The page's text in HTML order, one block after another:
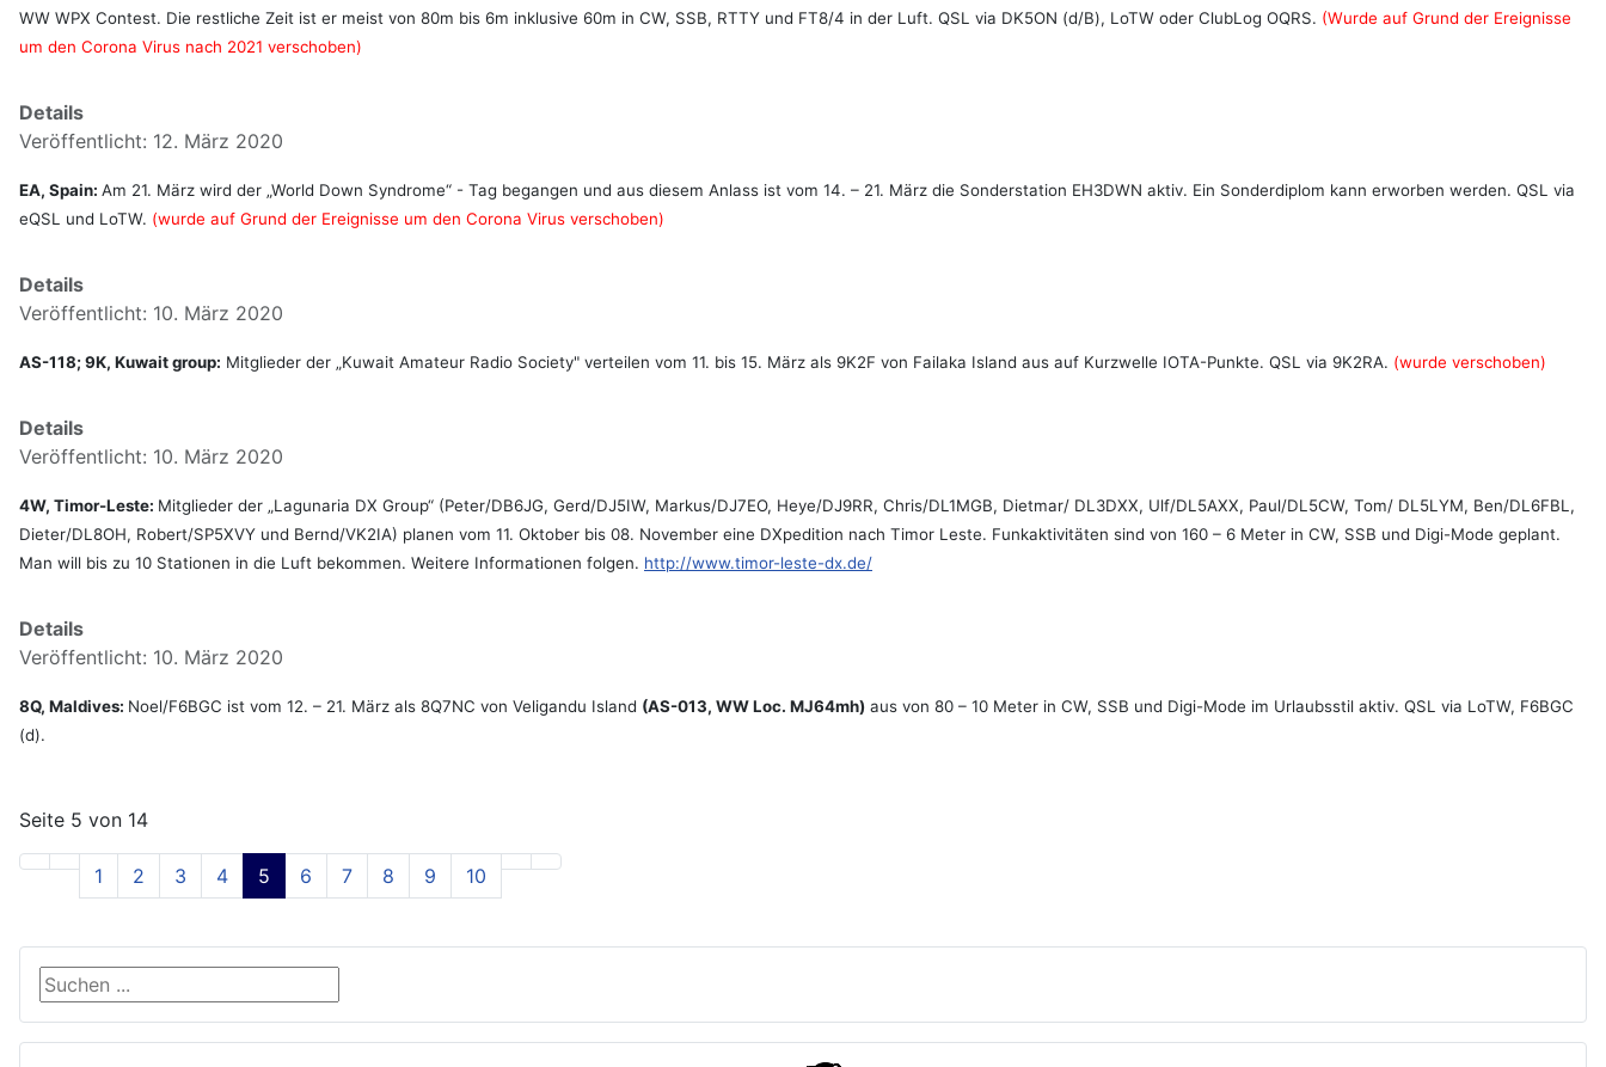
WW WPX Contest. Die restliche Zeit ist er meist von 80m bis 6m inklusive 60m in CW, SSB, RTTY und FT8/4 in der Luft. QSL via DK5ON (d/B), LoTW oder ClubLog OQRS. (Wurde auf Grund der Ereignisse
um den Corona Virus nach 2021 verschoben)
Details
Veröffentlicht: 12. März 2020
EA, Spain: Am 21. März wird der „World Down Syndrome“ - Tag begangen und aus diesem Anlass ist vom 14. – 21. März die Sonderstation EH3DWN aktiv. Ein Sonderdiplom kann erworben werden. QSL via
eQSL und LoTW. (wurde auf Grund der Ereignisse um den Corona Virus verschoben)
Details
Veröffentlicht: 10. März 2020
AS-118; 9K, Kuwait group: Mitglieder der „Kuwait Amateur Radio Society" verteilen vom 11. bis 15. März als 9K2F von Failaka Island aus auf Kurzwelle IOTA-Punkte. QSL via 9K2RA. (wurde verschoben)
Details
Veröffentlicht: 10. März 2020
4W, Timor-Leste: Mitglieder der „Lagunaria DX Group“ (Peter/DB6JG, Gerd/DJ5IW, Markus/DJ7EO, Heye/DJ9RR, Chris/DL1MGB, Dietmar/ DL3DXX, Ulf/DL5AXX, Paul/DL5CW, Tom/ DL5LYM, Ben/DL6FBL,
Dieter/DL8OH, Robert/SP5XVY und Bernd/VK2IA) planen vom 11. Oktober bis 08. November eine DXpedition nach Timor Leste. Funkaktivitäten sind von 160 – 6 Meter in CW, SSB und Digi-Mode geplant.
Man will bis zu 10 Stationen in die Luft bekommen. Weitere Informationen folgen. http://www.timor-leste-dx.de/
Details
Veröffentlicht: 10. März 2020
8Q, Maldives: Noel/F6BGC ist vom 12. – 21. März als 8Q7NC von Veligandu Island (AS-013, WW Loc. MJ64mh) aus von 80 – 10 Meter in CW, SSB und Digi-Mode im Urlaubsstil aktiv. QSL via LoTW, F6BGC
(d).
Seite 5 von 14
1 2 3 4 5 6 7 8 9 10
Suche